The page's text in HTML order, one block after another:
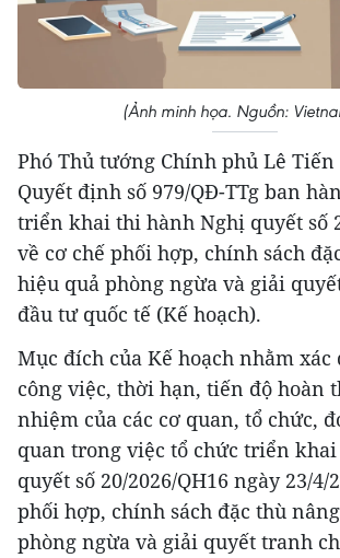
(Ảnh minh họa. Nguồn:
Phó Thủ tướng Chính phủ Lê Tiến
Quyết định số 979/QĐ-TTg ban
triển khai thi hành Nghị quyết số
về cơ chế phối hợp, chính sách
hiệu quả phòng ngừa và giải
đầu tư quốc tế (Kế hoạch).
Mục đích của Kế hoạch nhằm xác
công việc, thời hạn, tiến độ hoàn
nhiệm của các cơ quan, tổ chức,
quan trong việc tổ chức triển
quyết số 20/2026/QH16 ngày 23/4/
phối hợp, chính sách đặc thù
phòng ngừa và giải quyết tranh